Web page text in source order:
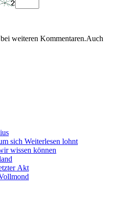
weiteren Kommentaren.Auch
sich Wei­ter­le­sen lohnt
wis­sen können
Akt